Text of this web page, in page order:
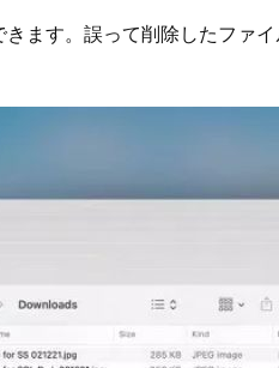
ます。誤って削除したファ